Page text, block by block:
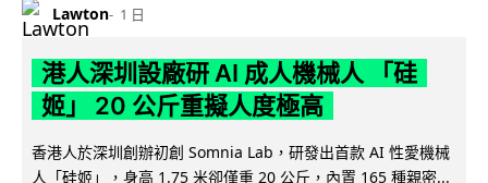
Lawton 1 日
港人深圳設廠研 AI 成人機械人 「硅
姬」 20 公斤重擬人度極高
香港人於深圳創辦初創 Somnia Lab，研發出首款 AI 性愛機械
人「硅姬」，身高 1.75 米卻僅重 20 公斤，內置 165 種親密...